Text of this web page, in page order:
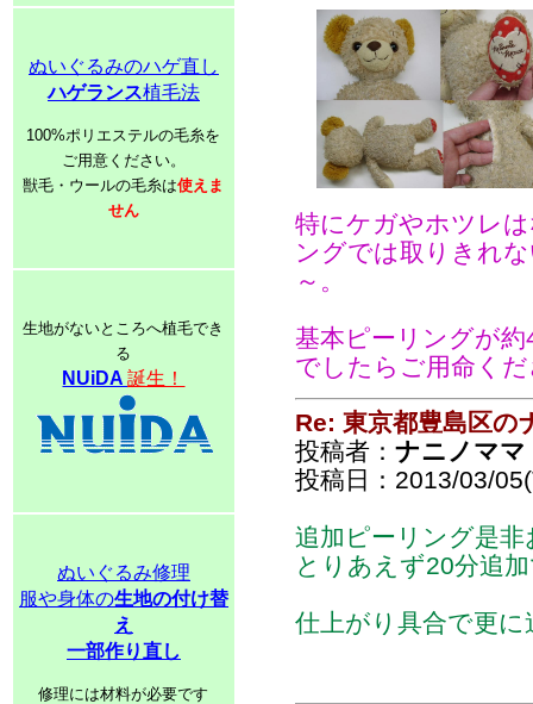
ぬいぐるみのハゲ直し
ハゲランス植毛法
100%ポリエステルの毛糸を
ご用意ください。
獣毛・ウールの毛糸は使えま
せん
生地がないところへ植毛でき
る
NUiDA誕生！
ぬいぐるみ修理
服や身体の生地の付け替
え
一部作り直し
修理には材料が必要です
特にケガやホツレ
ングでは取りきれ
～。
基本ピーリングが
でしたらご用命く
Re: 東京都豊島区の
投稿者： ナニノママ
投稿日：2013/03/
追加ピーリング是
とりあえず20分追
仕上がり具合で更